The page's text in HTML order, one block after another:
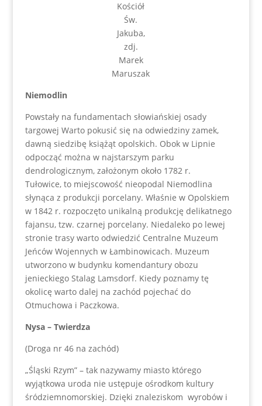
Kościół
Św.
Jakuba,
zdj.
Marek
Maruszak
Niemodlin
Powstały na fundamentach słowiańskiej osady
targowej Warto pokusić się na odwiedziny zamek,
dawną siedzibę książąt opolskich. Obok w Lipnie
odpocząć można w najstarszym parku
dendrologicznym, założonym około 1782 r.
Tułowice, to miejscowość nieopodal Niemodlina
słynąca z produkcji porcelany. Właśnie w Opolskiem
w 1842 r. rozpoczęto unikalną produkcję delikatnego
fajansu, tzw. czarnej porcelany. Niedaleko po lewej
stronie trasy warto odwiedzić Centralne Muzeum
Jeńców Wojennych w Łambinowicach. Muzeum
utworzono w budynku komendantury obozu
jenieckiego Stalag Lamsdorf. Kiedy poznamy tę
okolicę warto dalej na zachód pojechać do
Otmuchowa i Paczkowa.
Nysa – Twierdza
(Droga nr 46 na zachód)
„Śląski Rzym” – tak nazywamy miasto którego
wyjątkowa uroda nie ustępuje ośrodkom kultury
śródziemnomorskiej. Dzięki znaleziskom wyrobów i